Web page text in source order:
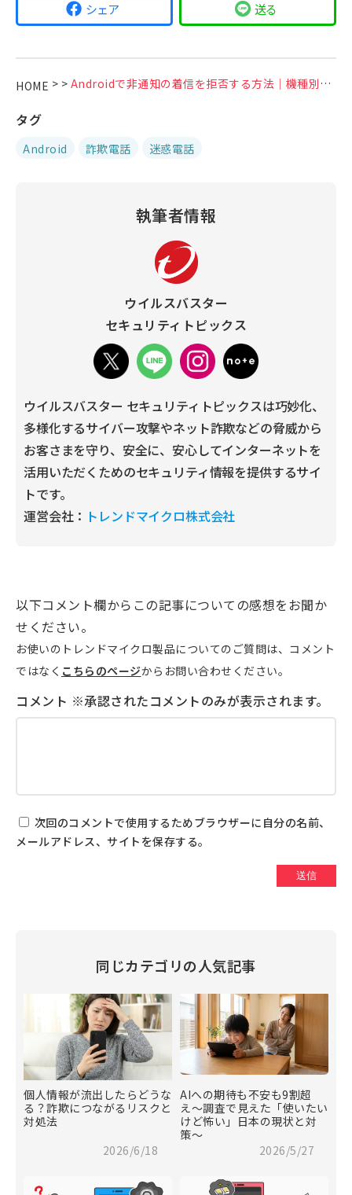
シェア 送る
HOME > > Androidで非通知の着信を拒否する方法│機種別・キャリア別に設定を紹介
タグ
Android 詐欺電話 迷惑電話
執筆者情報
ウイルスバスター
セキュリティトピックス
ウイルスバスター セキュリティトピックスは巧妙化、
多様化するサイバー攻撃やネット詐欺などの脅威から
お客さまを守り、安全に、安心してインターネットを
活用いただくためのセキュリティ情報を提供するサイ
トです。
運営会社： トレンドマイクロ株式会社
以下コメント欄からこの記事についての感想をお聞か
せください。
お使いのトレンドマイクロ製品についてのご質問は、コメント
ではなく こちらのページからお問い合わせください。
次回のコメントで使用するためブラウザーに自分の名前、
メールアドレス、サイトを保存する。
同じカテゴリの人気記事
個人情報が流出したらどうな
る？詐欺につながるリスクと
対処法
2026/6/18
AIへの期待も不安も9割超
え〜調査で見えた「使いたい
けど怖い」日本の現状と対
策〜
2026/5/27